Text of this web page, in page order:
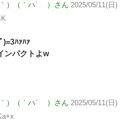
）（｀ハ´ ）さん 2025/05/11(日)
)=3ﾊｧﾊｧ
ンパクトよw
）（｀ハ´ ）さん 2025/05/11(日)